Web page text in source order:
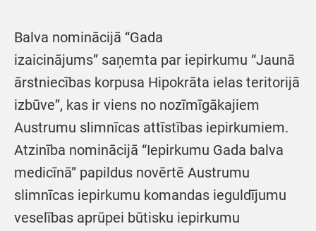
Balva nominācijā “Gada
izaicinājums” saņemta par iepirkumu “Jaunā
ārstniecības korpusa Hipokrāta ielas teritorijā
izbūve”, kas ir viens no nozīmīgākajiem
Austrumu slimnīcas attīstības iepirkumiem.
Atzinība nominācijā “Iepirkumu Gada balva
medicīnā” papildus novērtē Austrumu
slimnīcas iepirkumu komandas ieguldījumu
veselības aprūpei būtisku iepirkumu